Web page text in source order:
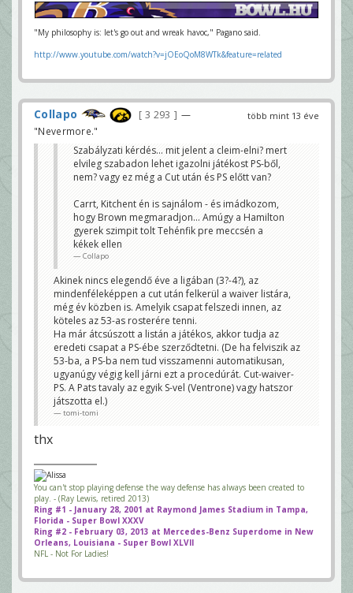
"My philosophy is: let's go out and wreak havoc," Pagano said.
http://www.youtube.com/watch?v=jOEoQoM8WTk&feature=related
több mint 13 éve
Collapo 3 293
—
"Nevermore."
Szabályzati kérdés... mit jelent a cleim-elni? mert
elvileg szabadon lehet igazolni játékost PS-ből,
nem? vagy ez még a Cut után és PS előtt van?
Carrt, Kitchent én is sajnálom - és imádkozom,
hogy Brown megmaradjon... Amúgy a Hamilton
gyerek szimpit tolt Tehénfik pre meccsén a
kékek ellen
Collapo
Akinek nincs elegendő éve a ligában (3?-4?), az
mindenféleképpen a cut után felkerül a waiver listára,
még év közben is. Amelyik csapat felszedi innen, az
köteles az 53-as rosterére tenni.
Ha már átcsúszott a listán a játékos, akkor tudja az
eredeti csapat a PS-ébe szerződtetni. (De ha felviszik az
53-ba, a PS-ba nem tud visszamenni automatikusan,
ugyanúgy végig kell járni ezt a procedúrát. Cut-waiver-
PS. A Pats tavaly az egyik S-vel (Ventrone) vagy hatszor
játszotta el.)
tomi-tomi
thx
You can't stop playing defense the way defense has always been created to
play. - (Ray Lewis, retired 2013)
Ring #1 - January 28, 2001 at Raymond James Stadium in Tampa,
Florida - Super Bowl XXXV
Ring #2 - February 03, 2013 at Mercedes-Benz Superdome in New
Orleans, Louisiana - Super Bowl XLVII
NFL - Not For Ladies!